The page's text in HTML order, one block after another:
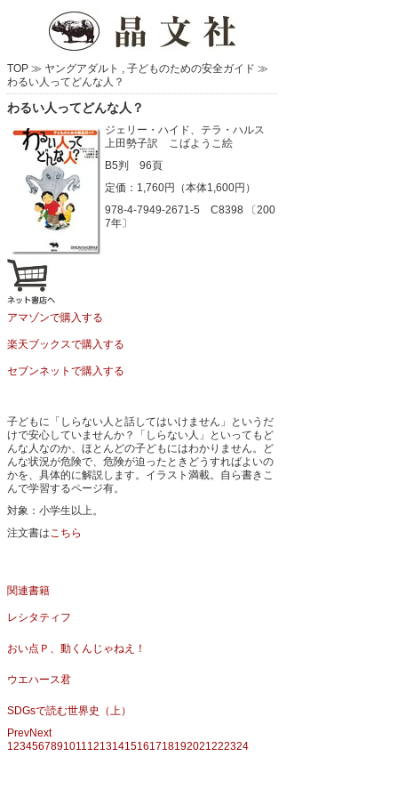
TOP ≫ ヤングアダルト , 子どものための安全ガイド ≫
わるい人ってどんな人？
わるい人ってどんな人？
ジェリー・ハイド、テラ・ハルス
上田勢子訳 こばようこ絵
B5判 96頁
定価：1,760円（本体1,600円）
978-4-7949-2671-5 C8398 〔200
7年〕
アマゾンで購入する
楽天ブックスで購入する
セブンネットで購入する
子どもに「しらない人と話してはいけません」というだ
けで安心していませんか？「しらない人」といってもど
んな人なのか、ほとんどの子どもにはわかりません。ど
んな状況が危険で、危険が迫ったときどうすればよいの
かを、具体的に解説します。イラスト満載。自ら書きこ
んで学習するページ有。
対象：小学生以上。
注文書はこちら
関連書籍
レシタティフ
おい点Ｐ、動くんじゃねえ！
ウエハース君
SDGsで読む世界史（上）
PrevNext
123456789101112131415161718192021222324